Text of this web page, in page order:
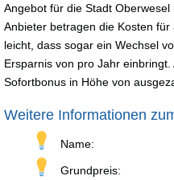
Angebot für die Stadt
Anbieter betragen die Kosten
leicht, dass sogar ein Wechsel
Ersparnis von pro Jahr
Sofortbonus in Höhe von
Weitere Informationen
Name:
Grundpreis: